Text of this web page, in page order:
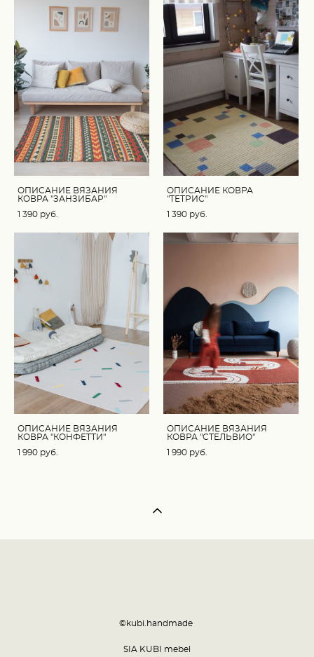
ОПИСАНИЕ ВЯЗАНИЯ
КОВРА "ЗАНЗИБАР"
1 390 pуб.
ОПИСАНИЕ КОВРА
"ТЕТРИС"
1 390 pуб.
ОПИСАНИЕ ВЯЗАНИЯ
КОВРА "КОНФЕТТИ"
1 990 pуб.
ОПИСАНИЕ ВЯЗАНИЯ
КОВРА "СТЕЛЬВИО"
1 990 pуб.
©kubi.handmade
SIA KUBI mebel